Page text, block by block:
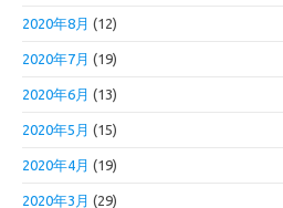
2020年8月 (12)
2020年7月 (19)
2020年6月 (13)
2020年5月 (15)
2020年4月 (19)
2020年3月 (29)